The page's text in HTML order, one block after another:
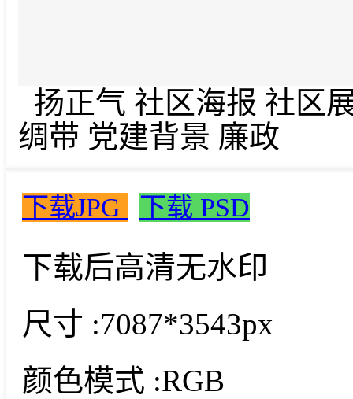
扬正气 社区海报 社区
绸带 党建背景 廉政
下载JPG 下载 PSD
下载后高清无水印
尺寸 :7087*3543px
颜色模式 :RGB